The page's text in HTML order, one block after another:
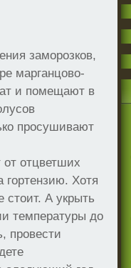
заморозков,
марганцово-
и помещают в
просушивают
отцветших
Хотя
стоит. А укрыть
температуры до
провести